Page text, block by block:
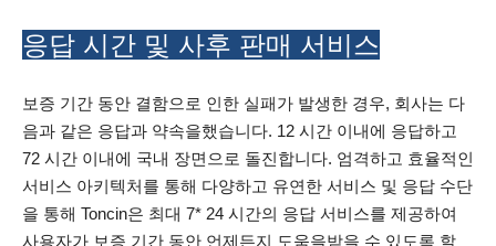
응답 시간 및 사후 판매 서비스
보증 기간 동안 결함으로 인한 실패가 발생한 경우, 회사는 다
음과 같은 응답과 약속을했습니다. 12 시간 이내에 응답하고
72 시간 이내에 국내 장면으로 돌진합니다. 엄격하고 효율적인
서비스 아키텍처를 통해 다양하고 유연한 서비스 및 응답 수단
을 통해 Toncin은 최대 7* 24 시간의 응답 서비스를 제공하여
사용자가 보증 기간 동안 언제든지 도움을받을 수 있도록 할